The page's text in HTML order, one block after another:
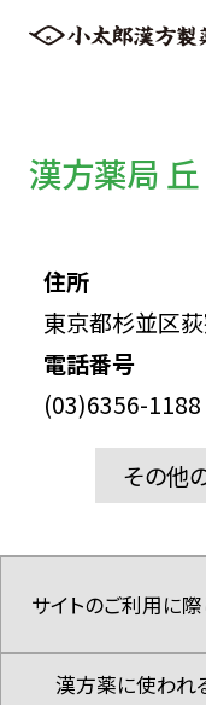
漢方薬局 丘
住所
東京都杉並区荻
電話番号
(03)6356-1188
その他
サイトのご利用に際
漢方薬に使われ